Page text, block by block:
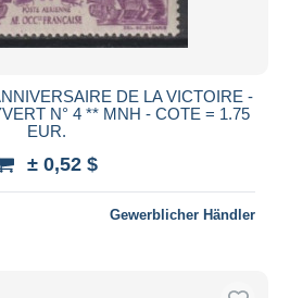
DE LA VICTOIRE -
N° 4 ** MNH - COTE = 1.75
EUR.
± 0,52 $
Gewerblicher Händler